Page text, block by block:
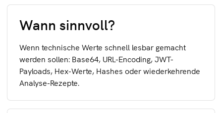
Wann sinnvoll?
Wenn technische Werte schnell lesbar gemacht
werden sollen: Base64, URL-Encoding, JWT-
Payloads, Hex-Werte, Hashes oder wiederkehrende
Analyse-Rezepte.